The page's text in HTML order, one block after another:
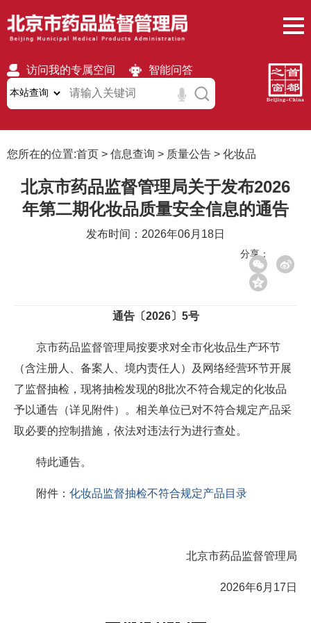
访问我的专属空间 智能问答
无障碍 繁體 移动版
您所在的位置:首页 > 信息查询 > 质量公告 > 化妆品
北京市药品监督管理局关于发布2026
年第二期化妆品质量安全信息的通告
发布时间：2026年06月18日
分享：
通告〔2026〕5号
京市药品监督管理局按要求对全市化妆品生产环节
（含注册人、备案人、境内责任人）及网络经营环节开展
了监督抽检，现将抽检发现的8批次不符合规定的化妆品
予以通告（详见附件）。相关单位已对不符合规定产品采
取必要的控制措施，依法对违法行为进行查处。
特此通告。
附件： 化妆品监督抽检不符合规定产品目录
北京市药品监督管理局
2026年6月17日